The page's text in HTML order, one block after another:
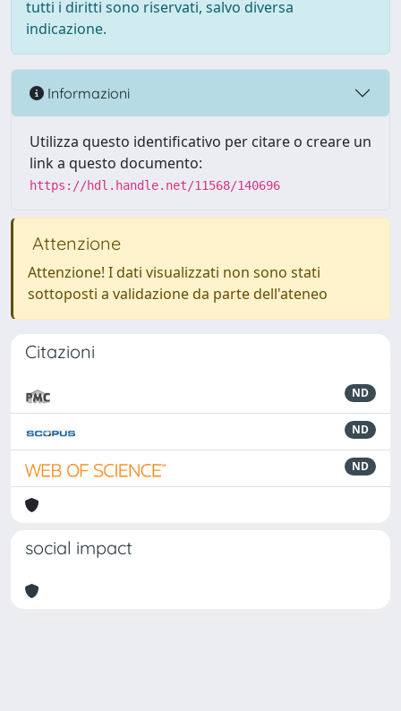
tutti i diritti sono riservati, salvo diversa
indicazione.
Informazioni
Utilizza questo identificativo per citare o creare un
link a questo documento:
https://hdl.handle.net/11568/140696
Attenzione
Attenzione! I dati visualizzati non sono stati
sottoposti a validazione da parte dell'ateneo
Citazioni
ND
ND
ND
social impact